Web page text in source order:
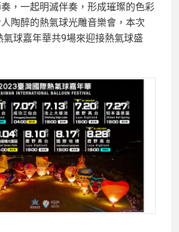
，一起明滅伴奏，形成璀璨的色彩
陶醉的熱氣球光雕音樂會，本次
球嘉年華共9場來迎接熱氣球盛